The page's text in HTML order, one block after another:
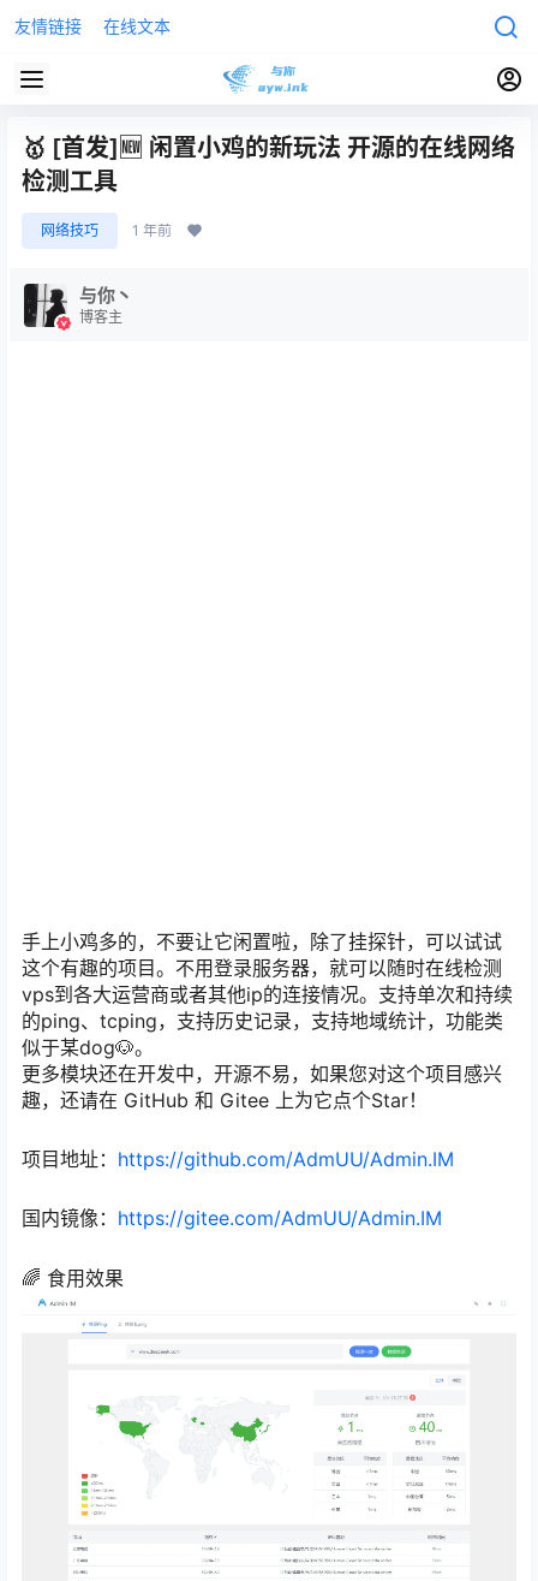
友情链接 在线文本
🥇 [首发]🆕 闲置小鸡的新玩法 开源的在线网络
检测工具
网络技巧 1 年前
与你丶
博客主
手上小鸡多的，不要让它闲置啦，除了挂探针，可以试试
这个有趣的项目。不用登录服务器，就可以随时在线检测
vps到各大运营商或者其他ip的连接情况。支持单次和持续
的ping、tcping，支持历史记录，支持地域统计，功能类
似于某dog🐶。
更多模块还在开发中，开源不易，如果您对这个项目感兴
趣，还请在 GitHub 和 Gitee 上为它点个Star！
项目地址： https://github.com/AdmUU/Admin.IM
国内镜像： https://gitee.com/AdmUU/Admin.IM
🌈 食用效果